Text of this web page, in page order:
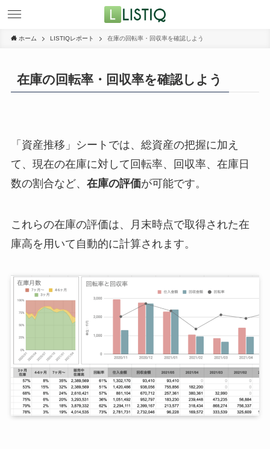
ホーム LISTIQレポート 在庫の回転率・回収率を確認しよう
在庫の回転率・回収率を確認しよう
「資産推移」シートでは、総資産の把握に加え
て、現在の在庫に対して回転率、回収率、在庫日
数の割合など、 在庫の評価が可能です。
これらの在庫の評価は、月末時点で取得された在
庫高を用いて自動的に計算されます。